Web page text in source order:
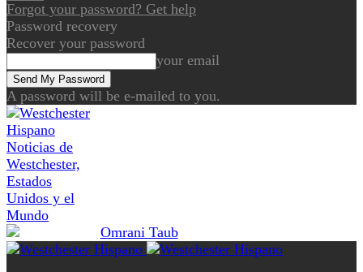
Forgot your password? Get help
Password recovery
Recover your password
your email
A password will be e-mailed to you.
Noticias de
Westchester,
Estados
Unidos y el
Mundo